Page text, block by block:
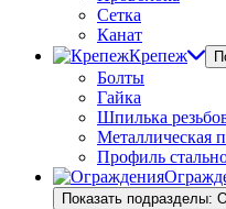
Сетка
Канат
Крепеж
Болты
Гайка
Шпилька
Металлическая
Профиль
Показать подразделы: